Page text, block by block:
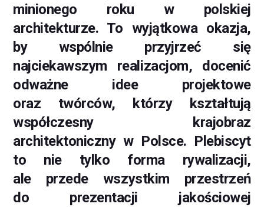
minionego roku w polskiej
architekturze. To wyjątkowa okazja,
by wspólnie przyjrzeć się
najciekawszym realizacjom, docenić
odważne idee projektowe
oraz twórców, którzy kształtują
współczesny krajobraz
architektoniczny w Polsce. Plebiscyt
to nie tylko forma rywalizacji,
ale przede wszystkim przestrzeń
do prezentacji jakościowej